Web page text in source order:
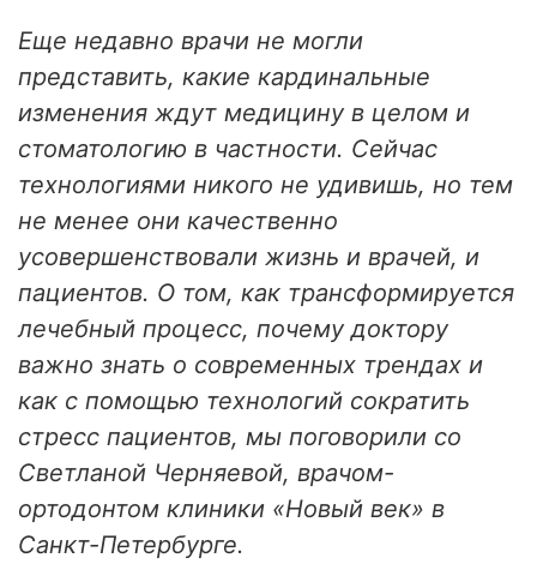
Еще недавно врачи не могли
представить, какие кардинальные
изменения ждут медицину в целом и
стоматологию в частности. Сейчас
технологиями никого не удивишь, но тем
не менее они качественно
усовершенствовали жизнь и врачей, и
пациентов. О том, как трансформируется
лечебный процесс, почему доктору
важно знать о современных трендах и
как с помощью технологий сократить
стресс пациентов, мы поговорили со
Светланой Черняевой, врачом-
ортодонтом клиники «Новый век» в
Санкт-Петербурге.